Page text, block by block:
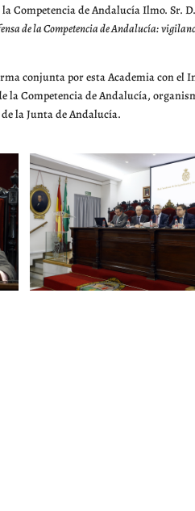
Competencia de Andalucía Ilmo. Sr.
de la Competencia de Andalucía:
conjunta por esta Academia con el
la Competencia de Andalucía,
la Junta de Andalucía.